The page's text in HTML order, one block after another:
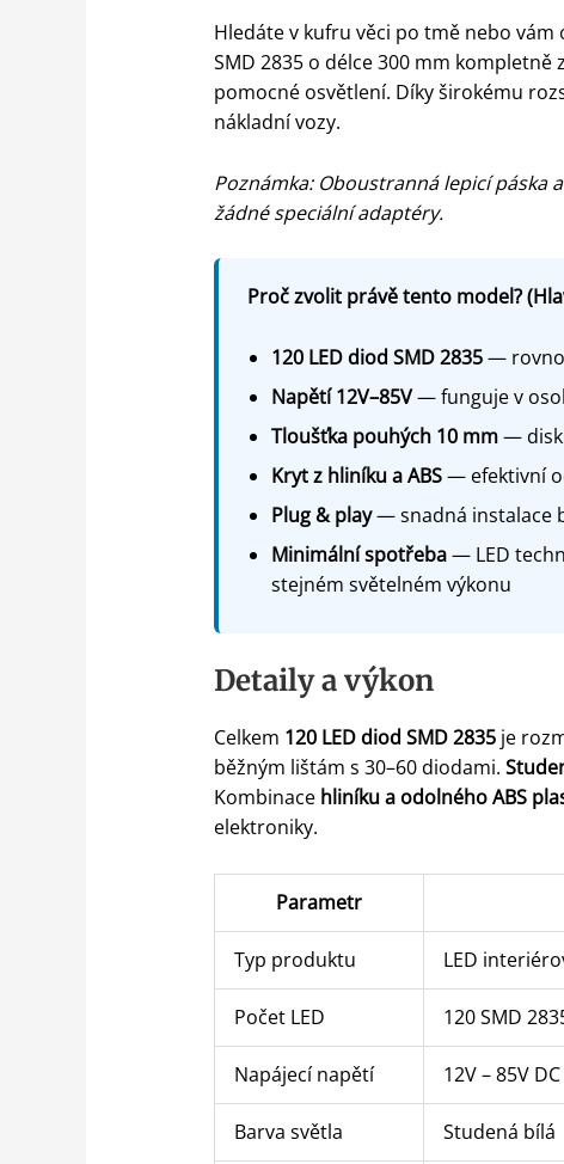
Hledáte v kufru věci po tmě nebo
SMD 2835 o délce 300 mm
pomocné osvětlení. Díky širokému
nákladní vozy.
Poznámka: Oboustranná lepicí páska
žádné speciální adaptéry.
Proč zvolit právě tento model?
120 LED diod SMD 2835—
Napětí 12V–85V— funguje v
Tloušťka pouhých 10 mm—
Kryt z hliníku a ABS— efektivní
Plug & play— snadná instalace
Minimální spotřeba— LED
stejném světelném výkonu
Detaily a výkon
Celkem 120 LED diod SMD 2835je
běžným lištám s 30–60 diodami.
Kombinace hliníku a odolného ABS
elektroniky.
Parametr
Typ produktu LED
Počet LED 120 SMD
Napájecí napětí 12V – 85V DC
Barva světla Studená bílá